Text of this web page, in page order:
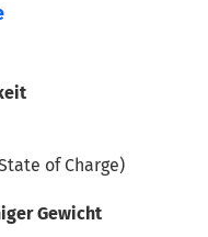
of Charge)
Gewicht